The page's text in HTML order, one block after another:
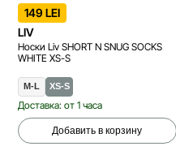
149 LEI
LIV
Носки Liv SHORT N SNUG SOCKS
WHITE XS-S
M-L XS-S
Доставка: от 1 часа
Добавить в корзину